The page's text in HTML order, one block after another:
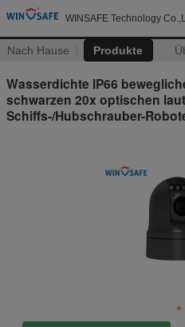
WINSAFE Technology
Nach Hause Produkte
Wasserdichte IP66
schwarzen 20x optischen
Schiffs-/Hubschrauber-